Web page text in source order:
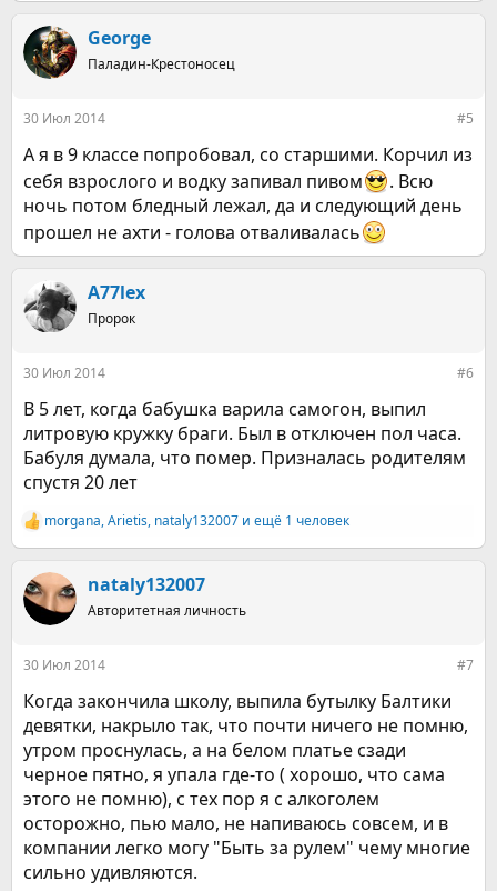
"Он всегда замечает бутылки со
спиртным. Нам приходится
хранить их вне зоны
досягаемости Ченга", -
приводит слова материMail
Online.
Цай говорит, что во время
больших праздников Ченг
алкоголь родственники не
делятся с ним. В результате у
близких не остается выбора и
им приходится идти на поводу
у крохи. Пристрастие мальчика
вызывает серьезные опасения у
медиков, так как в этом
возрасте тело и органы у детей
алкоголя может легко нанести
непоправимый вред здоровью
ребенка.
George
Паладин-Крестоносец
30 Июл 2014 #5
А я в 9 классе попробовал, со старшими. Корчил из
себя взрослого и водку запивал пивом
. Всю
ночь потом бледный лежал, да и следующий день
прошел не ахти - голова отваливалась
A77lex
Пророк
30 Июл 2014 #6
В 5 лет, когда бабушка варила самогон, выпил
литровую кружку браги. Был в отключен пол часа.
Бабуля думала, что помер. Призналась родителям
спустя 20 лет
Р
е
к
ц
и
morgana,Arietis, nataly132007 и ещё 1 человек
nataly132007
Авторитетная личность
30 Июл 2014 #7
Когда закончила школу, выпила бутылку Балтики
девятки, накрыло так, что почти ничего не помню,
утром проснулась, а на белом платье сзади
черное пятно, я упала где-то ( хорошо, что сама
этого не помню), с тех пор я с алкоголем
осторожно, пью мало, не напиваюсь совсем, и в
компании легко могу "Быть за рулем" чему многие
сильно удивляются.